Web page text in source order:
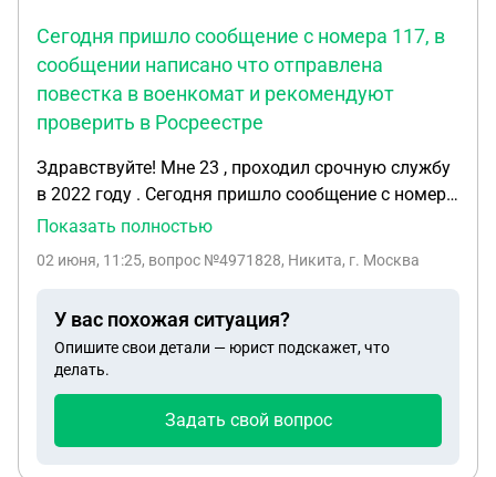
Сегодня пришло сообщение с номера 117, в
сообщении написано что отправлена
повестка в военкомат и рекомендуют
проверить в Росреестре
Здравствуйте! Мне 23 , проходил срочную службу
в 2022 году . Сегодня пришло сообщение с номера
117 , в сообщении написано что отправлена
в Росреестре . Что делать в этом случае ? И что
Показать полностью
02 июня, 11:25, вопрос №4971828, Никита, г. Москва
У вас похожая ситуация?
Опишите свои детали — юрист подскажет, что
делать.
Задать свой вопрос